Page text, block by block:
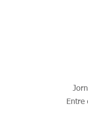
Entre